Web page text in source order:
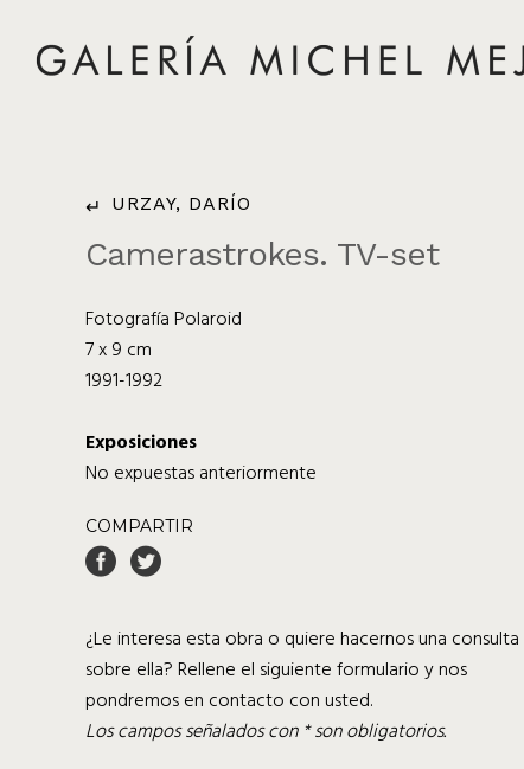
URZAY, DARÍO
Camerastrokes. TV-set
Fotografía Polaroid
7 x 9 cm
1991-1992
Exposiciones
No expuestas anteriormente
COMPARTIR
¿Le interesa esta obra o quiere hacernos una consulta
sobre ella? Rellene el siguiente formulario y nos
pondremos en contacto con usted.
Los campos señalados con * son obligatorios.